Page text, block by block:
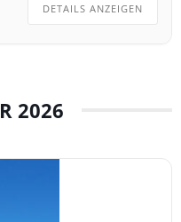
DETAILS ANZEIGEN
2026